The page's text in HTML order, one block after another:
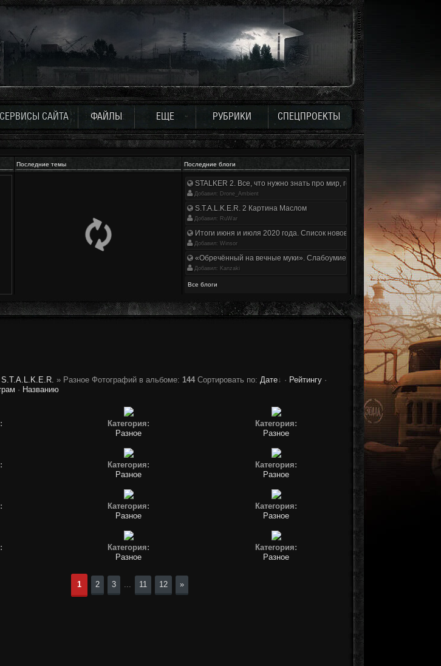
СЕРВИСЫ САЙТА ФАЙЛЫ ЕЩЕ РУБРИКИ СПЕЦПРОЕКТЫ
Последние темы Последние блоги
STALKER 2. Все, что нужно знать про мир, геймплей и сюжет | Разбор
Добавил: Drone_Ambient
S.T.A.L.K.E.R. 2 Картина Маслом
Добавил: RuWar
Итоги июня и июля 2020 года. Список нововведений
Добавил: Winsor
«Обречённый на вечные муки». Слабоумие и отвага
Добавил: Kanzaki
Все блоги
S.T.A.L.K.E.R. » Разное Фотографий в альбоме: 144 Сортировать по: Дате · Рейтингу ·
· Названию
Категория:
Разное
Категория:
Разное
Категория:
Разное
Категория:
Разное
Категория:
Разное
Категория:
Разное
Категория:
Разное
Категория:
Разное
1 2 3 ... 11 12 »